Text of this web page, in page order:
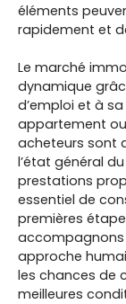
éléments
rapidement et
Le marché
dynamique
d’emploi et à
appartement ou
acheteurs sont
l’état général
prestations
essentiel de
premières
accompagnons
approche
les chances de
meilleures